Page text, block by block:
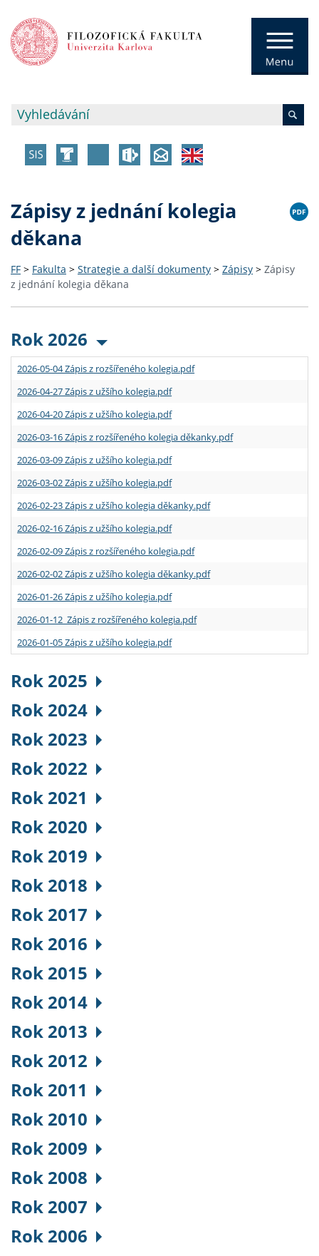
Zápisy z jednání kolegia
děkana
FF > Fakulta > Strategie a další dokumenty > Zápisy > Zápisy
z jednání kolegia děkana
Rok 2026
2026-05-04 Zápis z rozšířeného kolegia.pdf
2026-04-27 Zápis z užšího kolegia.pdf
2026-04-20 Zápis z užšího kolegia.pdf
2026-03-16 Zápis z rozšířeného kolegia děkanky.pdf
2026-03-09 Zápis z užšího kolegia.pdf
2026-03-02 Zápis z užšího kolegia.pdf
2026-02-23 Zápis z užšího kolegia děkanky.pdf
2026-02-16 Zápis z užšího kolegia.pdf
2026-02-09 Zápis z rozšířeného kolegia.pdf
2026-02-02 Zápis z užšího kolegia děkanky.pdf
2026-01-26 Zápis z užšího kolegia.pdf
2026-01-12 Zápis z rozšířeného kolegia.pdf
2026-01-05 Zápis z užšího kolegia.pdf
Rok 2025
Rok 2024
Rok 2023
Rok 2022
Rok 2021
Rok 2020
Rok 2019
Rok 2018
Rok 2017
Rok 2016
Rok 2015
Rok 2014
Rok 2013
Rok 2012
Rok 2011
Rok 2010
Rok 2009
Rok 2008
Rok 2007
Rok 2006